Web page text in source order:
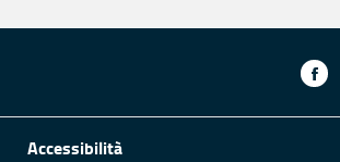
Accessibilità